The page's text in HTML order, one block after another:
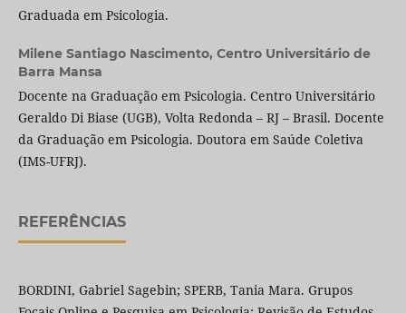
Graduada em Psicologia.
Milene Santiago Nascimento, Centro Universitário de
Barra Mansa
Docente na Graduação em Psicologia. Centro Universitário
Geraldo Di Biase (UGB), Volta Redonda – RJ – Brasil. Docente
da Graduação em Psicologia. Doutora em Saúde Coletiva
(IMS-UFRJ).
REFERÊNCIAS
BORDINI, Gabriel Sagebin; SPERB, Tania Mara. Grupos